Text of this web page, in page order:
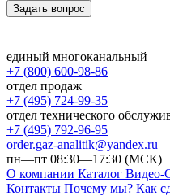
Задать вопрос
единый многоканальный
+7 (800) 600-98-86
отдел продаж
+7 (495) 724-99-35
отдел технического
+7 (495) 792-96-95
order.gaz-analitik@yandex.ru
пн—пт 08:30—17:30 (МСК)
О компании Каталог Видео-
Контакты Почему мы? Как